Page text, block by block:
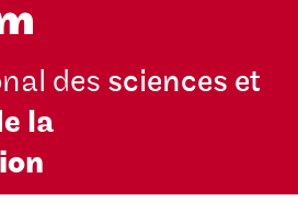
des sciences et
la